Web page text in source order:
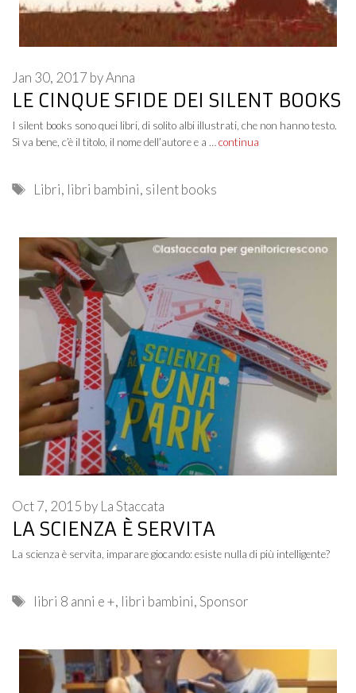
LE CINQUE SFIDE DEI SILENT BOOKS
Jan 30, 2017 byAnna
I silent books sono quei libri, di solito albi illustrati, che non hanno testo.
Sì va bene, c’è il titolo, il nome dell’autore e a … continua
Tags
Libri, libri bambini, silent books
LA SCIENZA È SERVITA
Oct 7, 2015 by La Staccata
La scienza è servita, imparare giocando: esiste nulla di più intelligente?
Tags
libri 8 anni e +, libri bambini,Sponsor